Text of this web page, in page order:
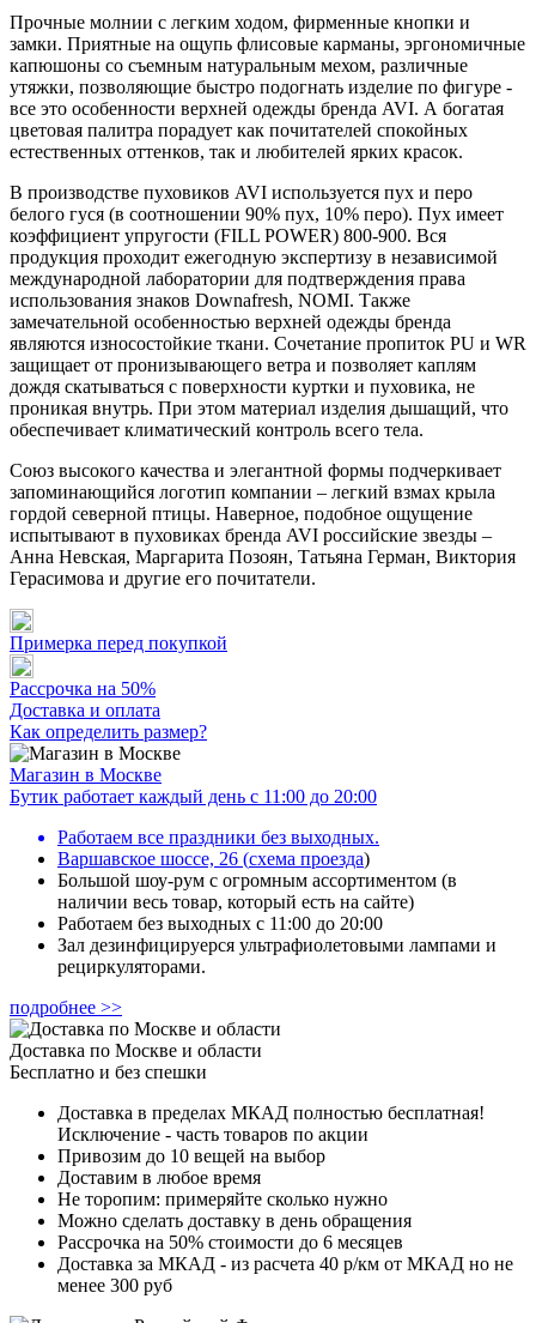
Прочные молнии с легким ходом, фирменные кнопки и
замки. Приятные на ощупь флисовые карманы, эргономичные
капюшоны со съемным натуральным мехом, различные
утяжки, позволяющие быстро подогнать изделие по фигуре -
все это особенности верхней одежды бренда AVI. А богатая
цветовая палитра порадует как почитателей спокойных
естественных оттенков, так и любителей ярких красок.
В производстве пуховиков AVI используется пух и перо
белого гуся (в соотношении 90% пух, 10% перо). Пух имеет
коэффициент упругости (FILL POWER) 800-900. Вся
продукция проходит ежегодную экспертизу в независимой
международной лаборатории для подтверждения права
использования знаков Downafresh, NOMI. Также
замечательной особенностью верхней одежды бренда
являются износостойкие ткани. Сочетание пропиток PU и WR
защищает от пронизывающего ветра и позволяет каплям
дождя скатываться с поверхности куртки и пуховика, не
проникая внутрь. При этом материал изделия дышащий, что
обеспечивает климатический контроль всего тела.
Союз высокого качества и элегантной формы подчеркивает
запоминающийся логотип компании – легкий взмах крыла
гордой северной птицы. Наверное, подобное ощущение
испытывают в пуховиках бренда AVI российские звезды –
Анна Невская, Маргарита Позоян, Татьяна Герман, Виктория
Герасимова и другие его почитатели.
Примерка перед покупкой
Рассрочка на 50%
Доставка и оплата
Как определить размер?
Магазин в Москве
Бутик работает каждый день с 11:00 до 20:00
Работаем все праздники без выходных.
Варшавское шоссе, 26 (схема проезда)
Большой шоу-рум с огромным ассортиментом (в
наличии весь товар, который есть на сайте)
Работаем без выходных с 11:00 до 20:00
Зал дезинфицируерся ультрафиолетовыми лампами и
рециркуляторами.
подробнее >>
Доставка по Москве и области
Бесплатно и без спешки
Доставка в пределах МКАД полностью бесплатная!
Исключение - часть товаров по акции
Привозим до 10 вещей на выбор
Доставим в любое время
Не торопим: примеряйте сколько нужно
Можно сделать доставку в день обращения
Рассрочка на 50% стоимости до 6 месяцев
Доставка за МКАД - из расчета 40 р/км от МКАД но не
менее 300 руб